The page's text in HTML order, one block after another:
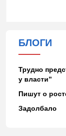
БЛОГИ
Трудно
у власти”
Пишут о
Задолбало